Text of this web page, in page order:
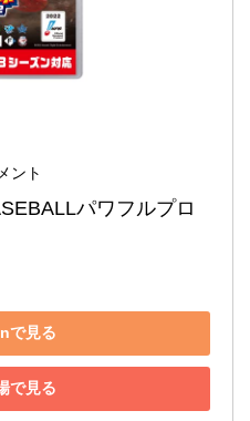
ント
パワフルプロ
で見る
で見る